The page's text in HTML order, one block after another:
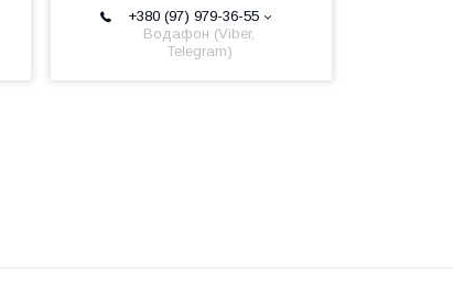
+380 (97) 979-36-55
Водафон (Viber,
Telegram)